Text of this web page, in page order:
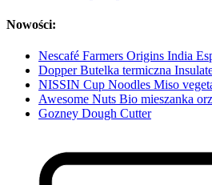
Nowości:
Nescafé Farmers Origins India
Dopper Butelka termiczna
NISSIN Cup Noodles Miso
Awesome Nuts Bio mieszanka
Gozney Dough Cutter